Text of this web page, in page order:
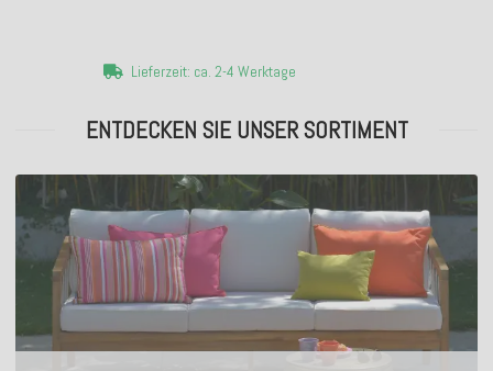
Lieferzeit: ca. 2-4 Werktage
ENTDECKEN SIE UNSER SORTIMENT